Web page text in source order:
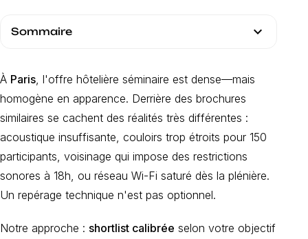
Sommaire expand_more
À Paris , l'offre hôtelière séminaire est dense—mais
homogène en apparence. Derrière des brochures
similaires se cachent des réalités très différentes :
acoustique insuffisante, couloirs trop étroits pour 150
participants, voisinage qui impose des restrictions
sonores à 18h, ou réseau Wi-Fi saturé dès la plénière.
Un repérage technique n'est pas optionnel.
Notre approche : shortlist calibrée selon votre objectif